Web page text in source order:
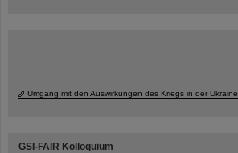
Umgang mit den Auswirkungen des Kriegs in der Ukraine
GSI-FAIR Kolloquium